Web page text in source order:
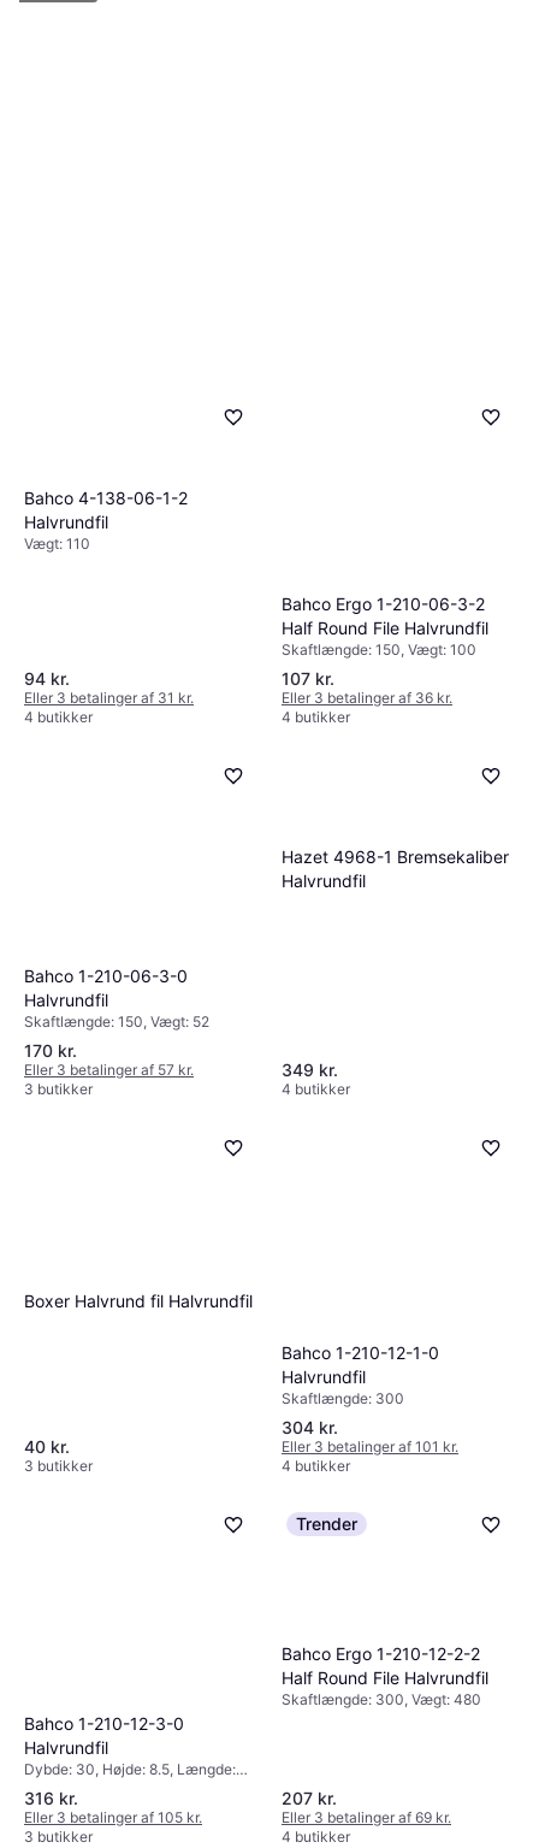
Halvrundfil
30 kr.
Eller 3 betalinger af 10 kr.
4 butikker
Bahco 4-138-06-1-2
Halvrundfil
Vægt: 110
94 kr.
Eller 3 betalinger af 31 kr.
4 butikker
Bahco Ergo 1-210-06-3-2
Half Round File Halvrundfil
Skaftlængde: 150, Vægt: 100
107 kr.
Eller 3 betalinger af 36 kr.
4 butikker
Bahco 1-210-06-3-0
Halvrundfil
Skaftlængde: 150, Vægt: 52
170 kr.
Eller 3 betalinger af 57 kr.
3 butikker
Hazet 4968-1 Bremsekaliber
Halvrundfil
349 kr.
4 butikker
Boxer Halvrund fil Halvrundfil
40 kr.
3 butikker
Bahco 1-210-12-1-0
Halvrundfil
Skaftlængde: 300
304 kr.
Eller 3 betalinger af 101 kr.
4 butikker
Bahco 1-210-12-3-0
Halvrundfil
Dybde: 30, Højde: 8.5, Længde:
300, Vægt: 435
316 kr.
Eller 3 betalinger af 105 kr.
3 butikker
Trender
Bahco Ergo 1-210-12-2-2
Half Round File Halvrundfil
Skaftlængde: 300, Vægt: 480
207 kr.
Eller 3 betalinger af 69 kr.
4 butikker